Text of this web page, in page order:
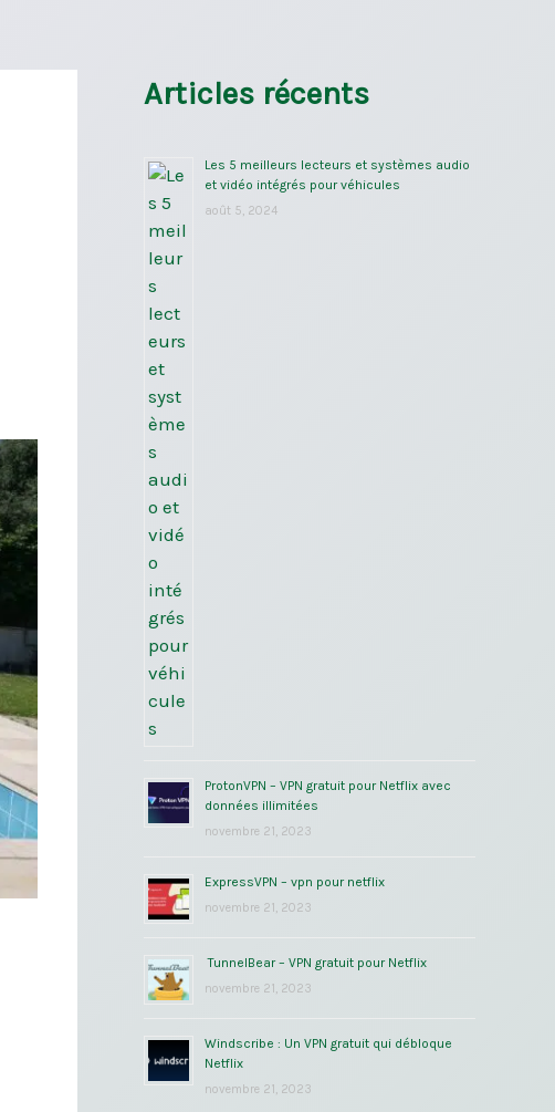
Articles récents
Les 5 meilleurs lecteurs et systèmes audio
et vidéo intégrés pour véhicules
août 5, 2024
ProtonVPN – VPN gratuit pour Netflix avec
données illimitées
novembre 21, 2023
ExpressVPN – vpn pour netflix
novembre 21, 2023
TunnelBear – VPN gratuit pour Netflix
novembre 21, 2023
Windscribe : Un VPN gratuit qui débloque
Netflix
novembre 21, 2023